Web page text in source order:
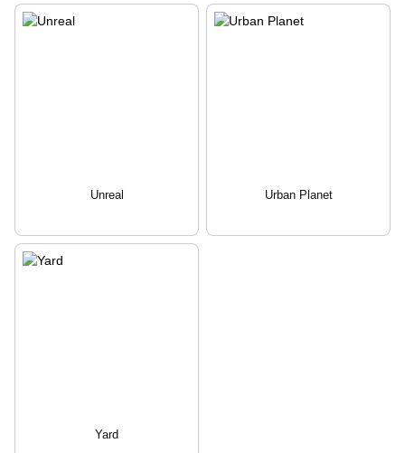
Unreal Urban Planet
Yard